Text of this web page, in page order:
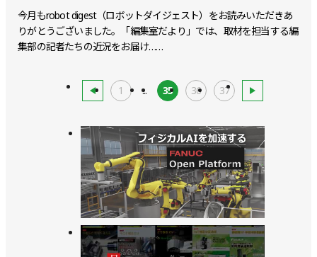
今月もrobot digest（ロボットダイジェスト）をお読みいただきあ
りがとうございました。「編集室だより」では、取材を担当する編
集部の記者たちの近況をお届け……
1 ... 35 36 37